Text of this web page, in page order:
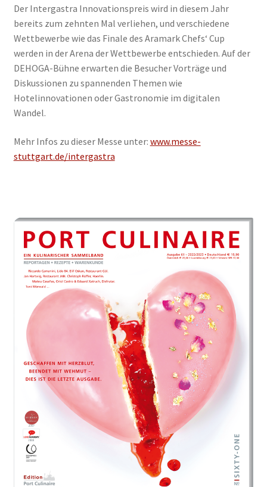
Der Intergastra Innovationspreis wird in diesem Jahr
bereits zum zehnten Mal verliehen, und verschiedene
Wettbewerbe wie das Finale des Aramark Chefs‘ Cup
werden in der Arena der Wettbewerbe entschieden. Auf der
DEHOGA-Bühne erwarten die Besucher Vorträge und
Diskussionen zu spannenden Themen wie
Hotelinnovationen oder Gastronomie im digitalen
Wandel.
Mehr Infos zu dieser Messe unter: www.messe-
stuttgart.de/intergastra